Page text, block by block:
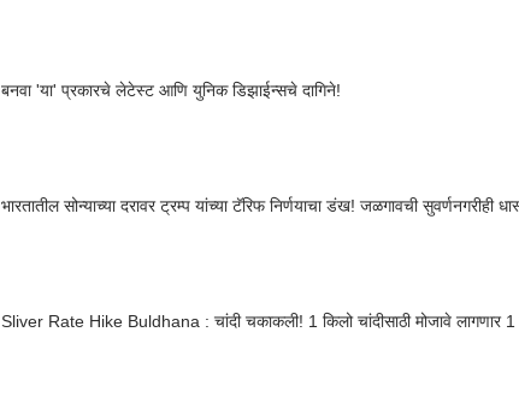
बनवा 'या' प्रकारचे लेटेस्ट आणि युनिक डिझाईन्सचे दागिने!
भारतातील सोन्याच्या दरावर ट्रम्प यांच्या टॅरिफ
Sliver Rate Hike Buldhana : चांदी चकाकली! 1 किलो चांदीसाठी मोजावे लागणार